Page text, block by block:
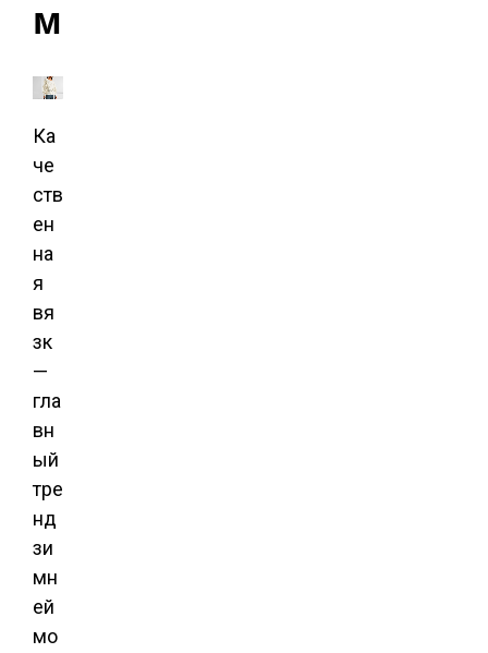
м
Ка
че
ств
ен
на
я
вя
зк
—
гла
вн
ый
тре
нд
зи
мн
ей
мо